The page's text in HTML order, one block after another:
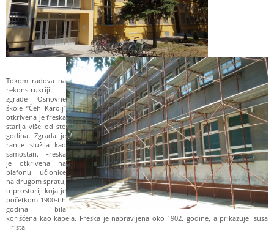
Tokom radova na
rekonstrukciji
zgrade Osnovne
škole “Čeh Karolj”
otkrivena je freska
starija više od sto
godina. Zgrada je
ranije služila kao
samostan. Freska
je otkrivena na
plafonu učionice
na drugom spratu,
u prostoriji koja je
početkom 1900-tih
godina bila
korišćena kao kapela. Freska je napravljena oko 1902. godine, a prikazuje Isusa
Hrista.